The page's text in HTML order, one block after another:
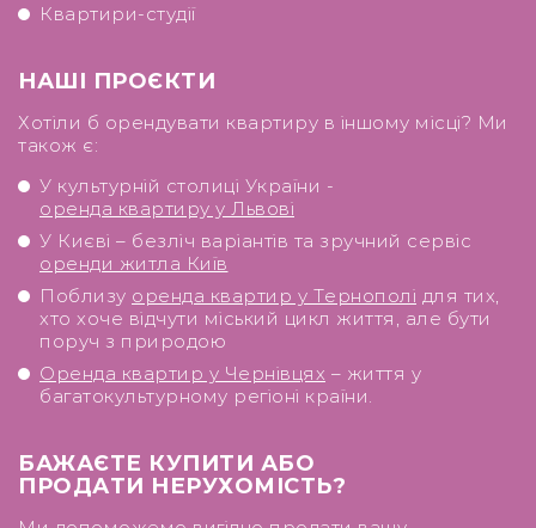
Квартири-студії
НАШІ ПРОЄКТИ
Хотіли б орендувати квартиру в іншому місці? Ми
також є:
У культурній столиці України -
оренда квартиру у Львові
У Києві – безліч варіантів та зручний сервіс
оренди житла Київ
Поблизу оренда квартир у Тернополі для тих,
хто хоче відчути міський цикл життя, але бути
поруч з природою
Оренда квартир у Чернівцях – життя у
багатокультурному регіоні країни.
БАЖАЄТЕ КУПИТИ АБО
ПРОДАТИ НЕРУХОМІСТЬ?